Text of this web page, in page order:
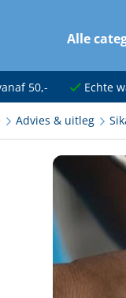
Alle
afmeren
50,- Echte
Advies & uitleg